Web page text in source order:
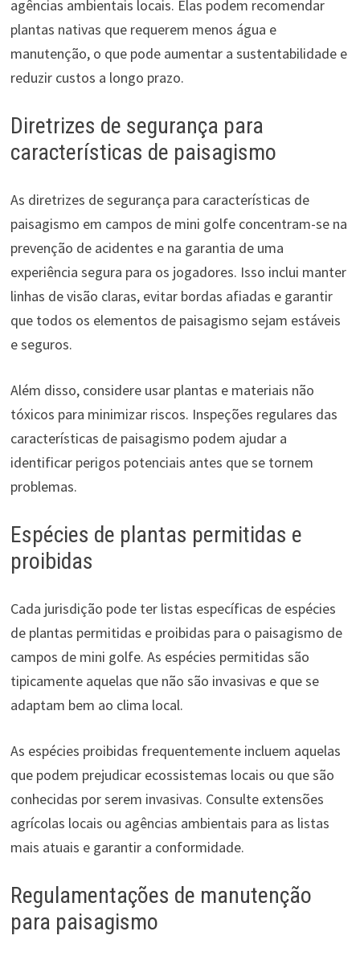
agências ambientais locais. Elas podem recomendar
plantas nativas que requerem menos água e
manutenção, o que pode aumentar a sustentabilidade e
reduzir custos a longo prazo.
Diretrizes de segurança para
características de paisagismo
As diretrizes de segurança para características de
paisagismo em campos de mini golfe concentram-se na
prevenção de acidentes e na garantia de uma
experiência segura para os jogadores. Isso inclui manter
linhas de visão claras, evitar bordas afiadas e garantir
que todos os elementos de paisagismo sejam estáveis
e seguros.
Além disso, considere usar plantas e materiais não
tóxicos para minimizar riscos. Inspeções regulares das
características de paisagismo podem ajudar a
identificar perigos potenciais antes que se tornem
problemas.
Espécies de plantas permitidas e
proibidas
Cada jurisdição pode ter listas específicas de espécies
de plantas permitidas e proibidas para o paisagismo de
campos de mini golfe. As espécies permitidas são
tipicamente aquelas que não são invasivas e que se
adaptam bem ao clima local.
As espécies proibidas frequentemente incluem aquelas
que podem prejudicar ecossistemas locais ou que são
conhecidas por serem invasivas. Consulte extensões
agrícolas locais ou agências ambientais para as listas
mais atuais e garantir a conformidade.
Regulamentações de manutenção
para paisagismo